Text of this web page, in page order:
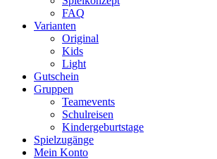
FAQ
Varianten
Original
Kids
Light
Gutschein
Gruppen
Teamevents
Schulreisen
Kindergeburtstage
Spielzugänge
Mein Konto